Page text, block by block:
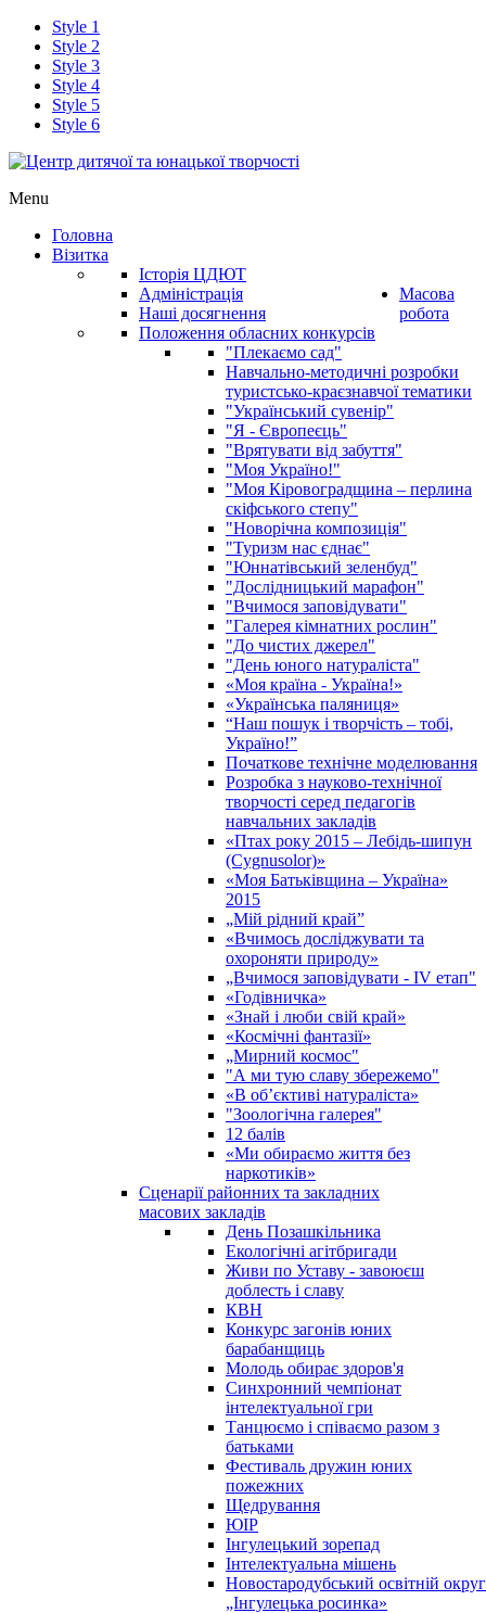
Style 1
Style 2
Style 3
Style 4
Style 5
Style 6
Menu
Головна
Візитка
Історія ЦДЮТ
Адміністрація
Наші досягнення
Масова
робота
Положення обласних конкурсів
"Плекаємо сад"
Навчально-методичні розробки
туристсько-краєзнавчої тематики
"Український сувенір"
"Я - Європеєць"
"Врятувати від забуття"
"Моя Україно!"
"Моя Кіровоградщина – перлина
скіфського степу"
"Новорічна композиція"
"Туризм нас єднає"
"Юннатівський зеленбуд"
"Дослідницький марафон"
"Вчимося заповідувати"
"Галерея кімнатних рослин"
"До чистих джерел"
"День юного натураліста"
«Моя країна - Україна!»
«Українська паляниця»
“Наш пошук і творчість – тобі,
Україно!”
Початкове технічне моделювання
Розробка з науково-технічної
творчості серед педагогів
навчальних закладів
«Птах року 2015 – Лебідь-шипун
(Cygnusolor)»
«Моя Батьківщина – Україна»
2015
„Мій рідний край”
«Вчимось досліджувати та
охороняти природу»
„Вчимося заповідувати - ІV етап"
«Годівничка»
«Знай і люби свій край»
«Космічні фантазії»
„Мирний космос"
"А ми тую славу збережемо"
«В об’єктиві натураліста»
"Зоологічна галерея"
12 балів
«Ми обираємо життя без
наркотиків»
Сценарії районних та закладних
масових закладів
День Позашкільника
Екологічні агітбригади
Живи по Уставу - завоюєш
доблесть і славу
КВН
Конкурс загонів юних
барабанщиць
Молодь обирає здоров'я
Синхронний чемпіонат
інтелектуальної гри
Танцюємо і співаємо разом з
батьками
Фестиваль дружин юних
пожежних
Щедрування
ЮІР
Інгулецький зорепад
Інтелектуальна мішень
Новостародубський освітній округ
„Інгулецька росинка»